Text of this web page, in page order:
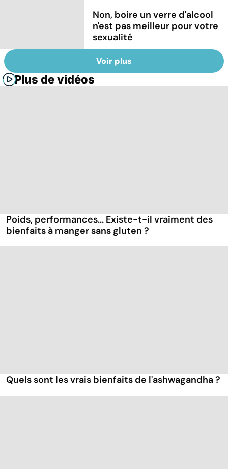
Non, boire un verre d'alcool
n'est pas meilleur pour votre
sexualité
Voir plus
Plus de vidéos
Poids, performances... Existe-t-il vraiment des
bienfaits à manger sans gluten ?
Quels sont les vrais bienfaits de l'ashwagandha ?